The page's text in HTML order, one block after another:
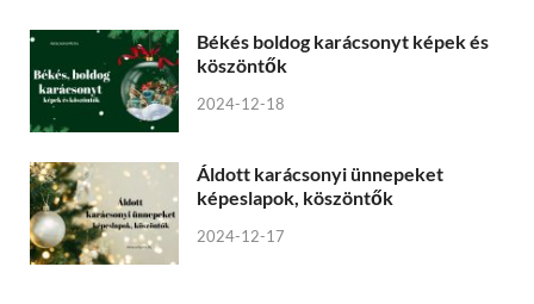
Békés boldog karácsonyt képek és
köszöntők
2024-12-18
Áldott karácsonyi ünnepeket
képeslapok, köszöntők
2024-12-17